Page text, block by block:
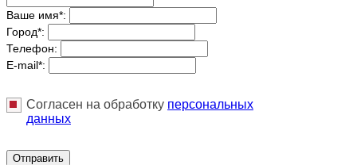
Ваше имя*:
Город*:
Телефон:
E-mail*:
Согласен на обработку персональныx
данных
Отправить